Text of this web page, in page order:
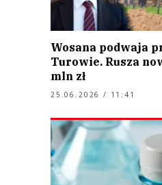
Wosana podwaja
Turowie. Rusza
mln zł
25.06.2026 / 11:41